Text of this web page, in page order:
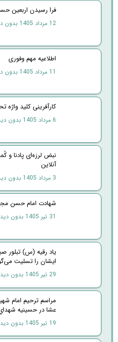
فرا رسیدن اربعین
12 مرداد 1405 بدون
اطلاعیه مهم وفوری
11 مرداد 1405 بدون
کارآفرینی کلید واژه
6 مرداد 1405 بدون
نبض لرزه‌ای پادنا و
آنلاین
3 مرداد 1405 بدون
شهادت امام حسن
31 تیر 1405 بدون
یاد رقیه (س) تبلور
ایشان را تسلیت
29 تیر 1405 بدون
مراسم ترحیم امام
عشا در حسینیه
19 تیر 1405 بدون